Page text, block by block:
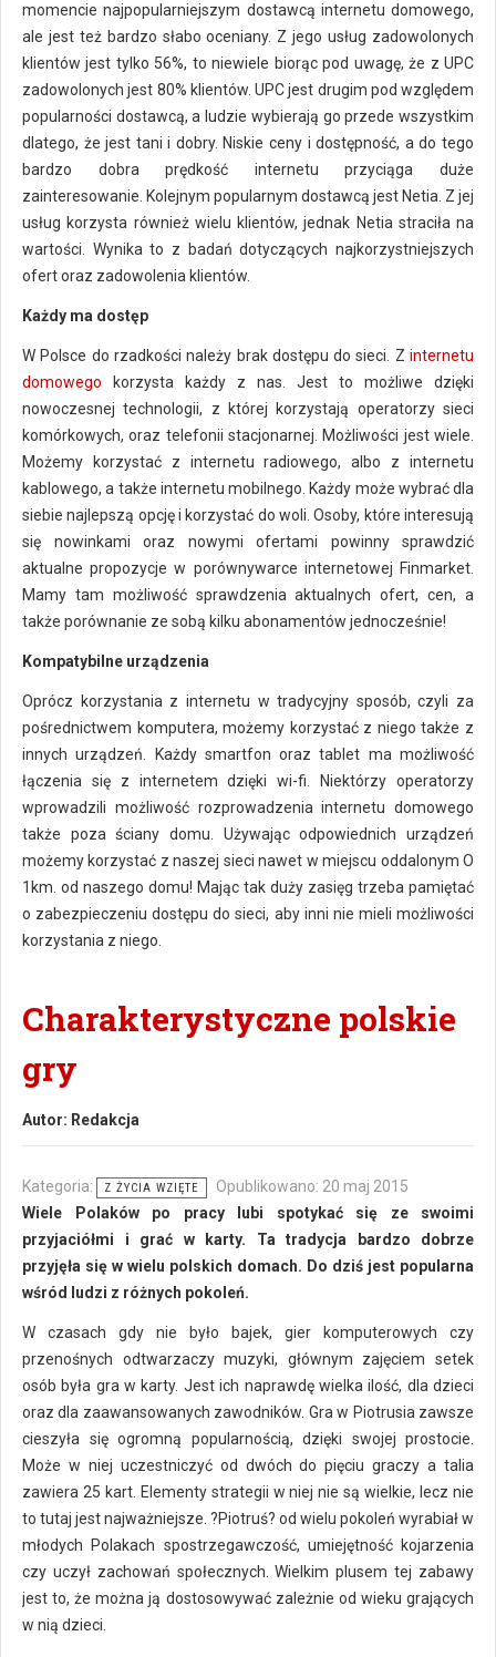
momencie najpopularniejszym dostawcą internetu domowego,
ale jest też bardzo słabo oceniany. Z jego usług zadowolonych
klientów jest tylko 56%, to niewiele biorąc pod uwagę, że z UPC
zadowolonych jest 80% klientów. UPC jest drugim pod względem
popularności dostawcą, a ludzie wybierają go przede wszystkim
dlatego, że jest tani i dobry. Niskie ceny i dostępność, a do tego
bardzo dobra prędkość internetu przyciąga duże
zainteresowanie. Kolejnym popularnym dostawcą jest Netia. Z jej
usług korzysta również wielu klientów, jednak Netia straciła na
wartości. Wynika to z badań dotyczących najkorzystniejszych
ofert oraz zadowolenia klientów.
Każdy ma dostęp
W Polsce do rzadkości należy brak dostępu do sieci. Z internetu
domowego korzysta każdy z nas. Jest to możliwe dzięki
nowoczesnej technologii, z której korzystają operatorzy sieci
komórkowych, oraz telefonii stacjonarnej. Możliwości jest wiele.
Możemy korzystać z internetu radiowego, albo z internetu
kablowego, a także internetu mobilnego. Każdy może wybrać dla
siebie najlepszą opcję i korzystać do woli. Osoby, które interesują
się nowinkami oraz nowymi ofertami powinny sprawdzić
aktualne propozycje w porównywarce internetowej Finmarket.
Mamy tam możliwość sprawdzenia aktualnych ofert, cen, a
także porównanie ze sobą kilku abonamentów jednocześnie!
Kompatybilne urządzenia
Oprócz korzystania z internetu w tradycyjny sposób, czyli za
pośrednictwem komputera, możemy korzystać z niego także z
innych urządzeń. Każdy smartfon oraz tablet ma możliwość
łączenia się z internetem dzięki wi-fi. Niektórzy operatorzy
wprowadzili możliwość rozprowadzenia internetu domowego
także poza ściany domu. Używając odpowiednich urządzeń
możemy korzystać z naszej sieci nawet w miejscu oddalonym O
1km. od naszego domu! Mając tak duży zasięg trzeba pamiętać
o zabezpieczeniu dostępu do sieci, aby inni nie mieli możliwości
korzystania z niego.
Charakterystyczne polskie
gry
Autor: Redakcja
Kategoria: Z ŻYCIA WZIĘTE
Opublikowano: 20 maj 2015
Wiele Polaków po pracy lubi spotykać się ze swoimi
przyjaciółmi i grać w karty. Ta tradycja bardzo dobrze
przyjęła się w wielu polskich domach. Do dziś jest popularna
wśród ludzi z różnych pokoleń.
W czasach gdy nie było bajek, gier komputerowych czy
przenośnych odtwarzaczy muzyki, głównym zajęciem setek
osób była gra w karty. Jest ich naprawdę wielka ilość, dla dzieci
oraz dla zaawansowanych zawodników. Gra w Piotrusia zawsze
cieszyła się ogromną popularnością, dzięki swojej prostocie.
Może w niej uczestniczyć od dwóch do pięciu graczy a talia
zawiera 25 kart. Elementy strategii w niej nie są wielkie, lecz nie
to tutaj jest najważniejsze. ?Piotruś? od wielu pokoleń wyrabiał w
młodych Polakach spostrzegawczość, umiejętność kojarzenia
czy uczył zachowań społecznych. Wielkim plusem tej zabawy
jest to, że można ją dostosowywać zależnie od wieku grających
w nią dzieci.